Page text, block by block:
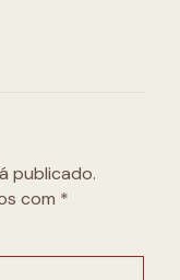
publicado.
com *